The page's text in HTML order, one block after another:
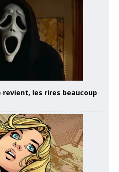
revient, les rires beaucoup